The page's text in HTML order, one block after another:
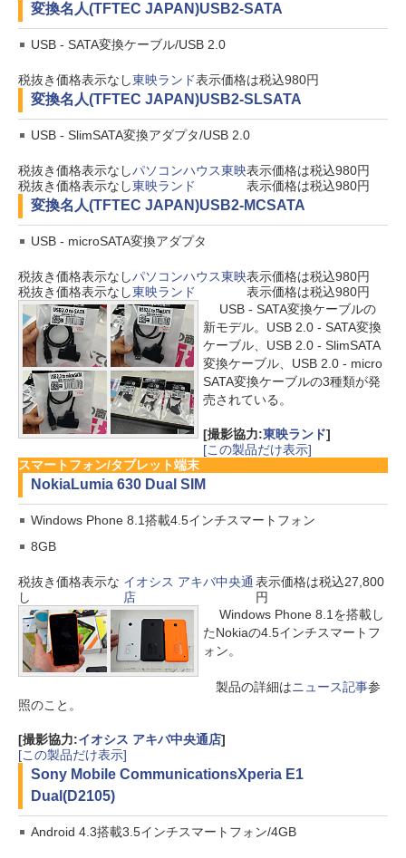
変換名人(TFTEC JAPAN)USB2-SATA
USB - SATA変換ケーブル/USB 2.0
税抜き価格表示なし東映ランド表示価格は税込980円
変換名人(TFTEC JAPAN)USB2-SLSATA
USB - SlimSATA変換アダプタ/USB 2.0
税抜き価格表示なしパソコンハウス東映表示価格は税込980円
税抜き価格表示なし東映ランド 表示価格は税込980円
変換名人(TFTEC JAPAN)USB2-MCSATA
USB - microSATA変換アダプタ
税抜き価格表示なしパソコンハウス東映表示価格は税込980円
税抜き価格表示なし東映ランド
表示価格は税込980円
USB - SATA変換ケーブルの
新モデル。USB 2.0 - SATA変換
ケーブル、USB 2.0 - SlimSATA
変換ケーブル、USB 2.0 - micro
SATA変換ケーブルの3種類が発
売されている。
[撮影協力:東映ランド]
[この製品だけ表示]
スマートフォン/タブレット端末
NokiaLumia 630 Dual SIM
Windows Phone 8.1搭載4.5インチスマートフォン
8GB
税抜き価格表示な
し
イオシス アキバ中央通
店
表示価格は税込27,800
円
Windows Phone 8.1を搭載し
たNokiaの4.5インチスマートフ
ォン。
製品の詳細はニュース記事参
照のこと。
[撮影協力:イオシス アキバ中央通店]
[この製品だけ表示]
Sony Mobile CommunicationsXperia E1
Dual(D2105)
Android 4.3搭載3.5インチスマートフォン/4GB